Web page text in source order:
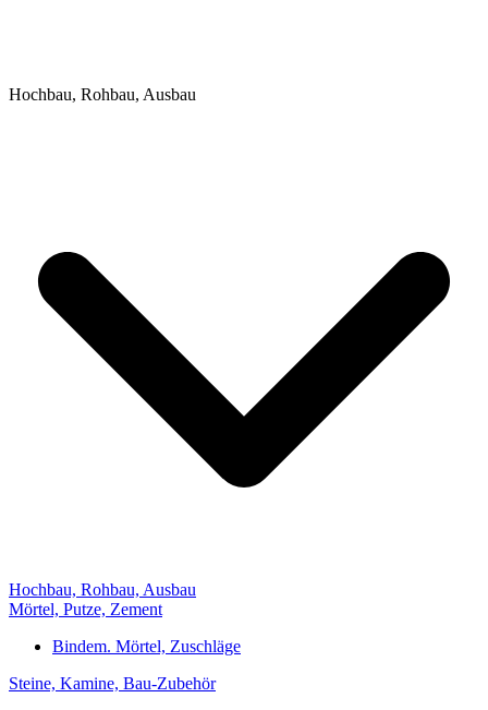
Hochbau, Rohbau, Ausbau
Hochbau, Rohbau, Ausbau
Mörtel, Putze, Zement
Bindem. Mörtel, Zuschläge
Steine, Kamine, Bau-Zubehör